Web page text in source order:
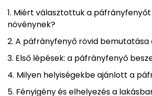
Miért választottuk a
növénynek?
A páfrányfenyő rövid bemutatása
Első lépések: a páfrányfenyő
Milyen helyiségekbe ajánlott a
Fényigény és elhelyezés a